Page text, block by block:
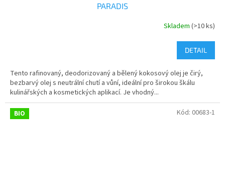
PARADIS
Skladem (>10 ks)
DETAIL
Tento rafinovaný, deodorizovaný a bělený kokosový olej je čirý,
bezbarvý olej s neutrální chutí a vůní, ideální pro širokou škálu
kulinářských a kosmetických aplikací. Je vhodný...
BIO Kód: 00683-1